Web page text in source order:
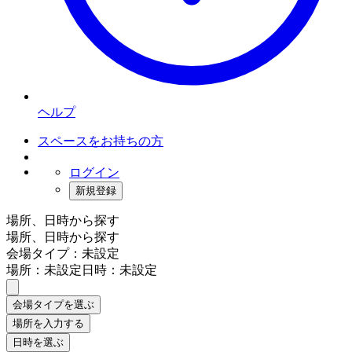
ヘルプ
スペースをお持ちの方
ログイン
新規登録
場所、日時から探す
場所、日時から探す
会場タイプ：未設定
場所：未設定日時：未設定
会場タイプを選ぶ
場所を入力する
日時を選ぶ